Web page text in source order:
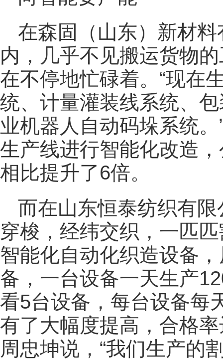
在森固（山东）新材
内，几乎不见搬运货物
在不停地忙碌着。“现在
统、计量灌装线系统、
业机器人自动码垛系统
生产线进行智能化改造
相比提升了6倍。
而在山东恒泰纺织有
穿梭，经纬交织，一匹
智能化自动化织造设备
备，一台设备一天生产
看5台设备，每台设备每
有了大幅度提高，合格
周忠坤说，“我们生产的